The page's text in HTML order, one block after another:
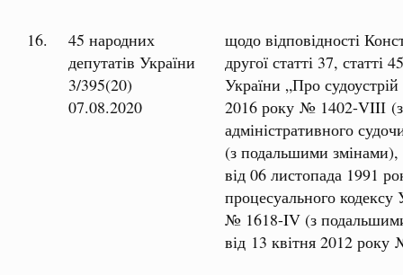
16.
45 народних
депутатів України
3/395(20)
07.08.2020
щодо відповідності
другої статті 37,
України „Про судоустрій
2016 року № 1402-VIIІ
адміністративного
(з подальшими змінами),
від 06 листопада 1991
процесуального кодексу
№ 1618-IV (з подальшими
від 13 квітня 2012